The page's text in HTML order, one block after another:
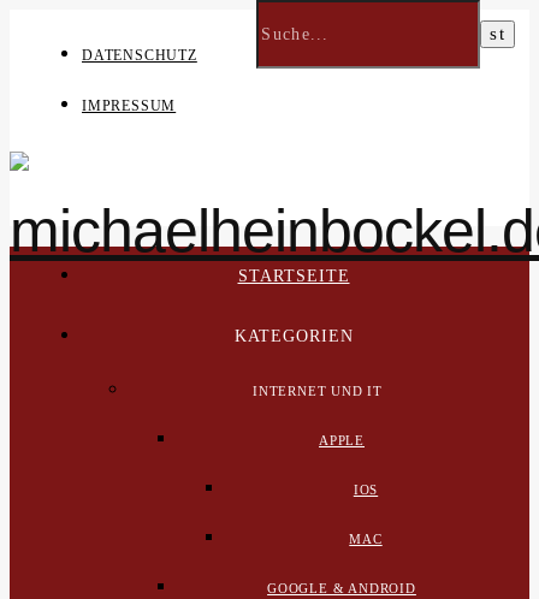
DATENSCHUTZ
IMPRESSUM
STARTSEITE
KATEGORIEN
INTERNET UND IT
APPLE
IOS
MAC
GOOGLE & ANDROID